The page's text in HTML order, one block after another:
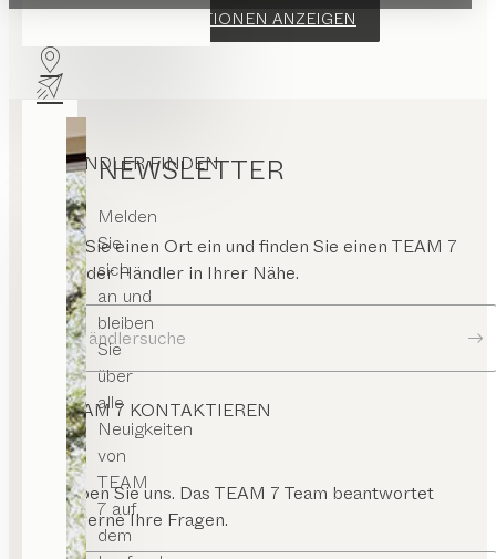
NEWSLETTER
Melden
Sie
sich
an und
bleiben
Sie
über
alle
Neuigkeiten
von
TEAM
7 auf
dem
WEITERE INFORMATIONEN ANZEIGEN
HÄNDLER FINDEN
Geben Sie einen Ort ein und finden Sie einen TEAM 7
Store oder Händler in Ihrer Nähe.
Zur Händlersuche
TEAM 7 KONTAKTIEREN
Schreiben Sie uns. Das TEAM 7 Team beantwortet
Ihnen gerne Ihre Fragen.